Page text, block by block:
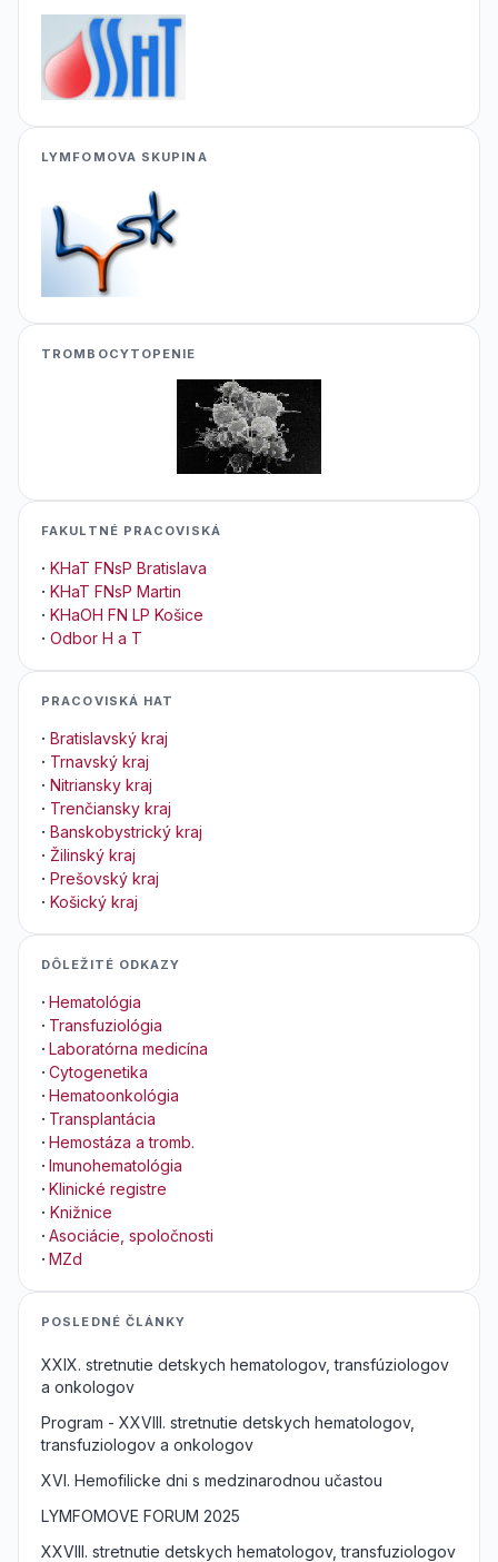
LYMFOMOVA SKUPINA
TROMBOCYTOPENIE
FAKULTNÉ PRACOVISKÁ
· KHaT FNsP Bratislava
· KHaT FNsP Martin
· KHaOH FN LP Košice
· Odbor H a T
PRACOVISKÁ HAT
· Bratislavský kraj
· Trnavský kraj
· Nitriansky kraj
· Trenčiansky kraj
· Banskobystrický kraj
· Žilinský kraj
· Prešovský kraj
· Košický kraj
DÔLEŽITÉ ODKAZY
· Hematológia
· Transfuziológia
· Laboratórna medicína
· Cytogenetika
· Hematoonkológia
· Transplantácia
· Hemostáza a tromb.
· Imunohematológia
· Klinické registre
· Knižnice
· Asociácie, spoločnosti
· MZd
POSLEDNÉ ČLÁNKY
XXIX. stretnutie detskych hematologov, transfúziologov
a onkologov
Program - XXVIII. stretnutie detskych hematologov,
transfuziologov a onkologov
XVI. Hemofilicke dni s medzinarodnou učastou
LYMFOMOVE FORUM 2025
XXVIII. stretnutie detskych hematologov, transfuziologov